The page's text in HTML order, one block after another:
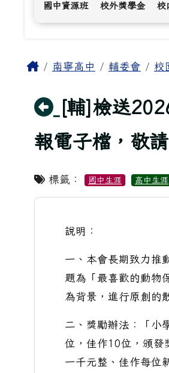
國中資源班 校外獎學金 校
主內容區域
Home南寧高中 輔委會 校
回上頁
[輔]檢送
報電子檔，敬
標籤： 國中生涯 高中生涯
說明：
一、本會長期致力推
題為「最喜歡的動物
為背景，進行原創的
二、獎勵辦法：「小
位，佳作10位，頒發
一千元整、佳作每位